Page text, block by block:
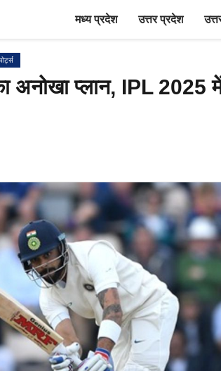
मध्य प्रदेश उत्तर प्रदेश
अनोखा प्लान, IPL